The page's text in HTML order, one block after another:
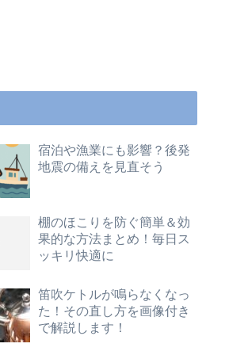
宿泊や漁業にも影響？後発
地震の備えを見直そう
棚のほこりを防ぐ簡単＆効
果的な方法まとめ！毎日ス
ッキリ快適に
笛吹ケトルが鳴らなくなっ
た！その直し方を画像付き
で解説します！